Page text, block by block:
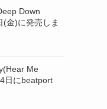
Down
金)に発売しま
Me
日にbeatport